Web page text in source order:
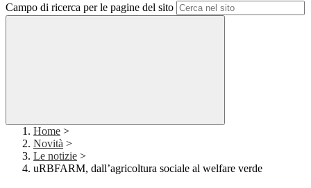
Campo di ricerca per le pagine del sito
Home >
Novità >
Le notizie >
uRBFARM, dall’agricoltura sociale al welfare verde